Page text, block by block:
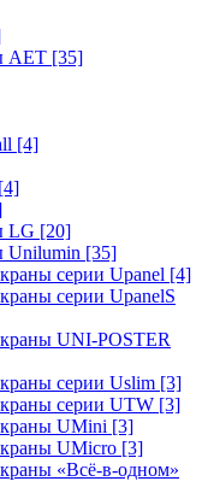
AET [35]
[4]
[4]
LG [20]
Unilumin [35]
серии Upanel [4]
серии UpanelS
UNI-POSTER
серии Uslim [3]
серии UTW [3]
UMini [3]
UMicro [3]
«Всё-в-одном»